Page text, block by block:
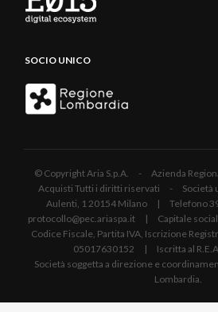
SOCIO UNICO
© Copyright Aria S.p.A. - Azienda
Acquisti Tutti i diritti riservati - Società
Aulenti, 1 20154 Milano | Telefono
protocollo@pec.ariaspa.it | Capitale
Codice Fiscale, Partita IVA, Iscrizione
05017630152 | Iscritta al
Società soggetta a direzione e
Lombardia.